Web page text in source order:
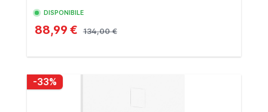
DISPONIBILE
88,99 € 134,00 €
-33%